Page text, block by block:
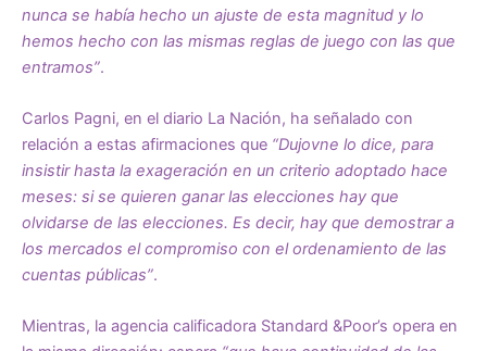
nunca se había hecho un ajuste de esta magnitud y lo
hemos hecho con las mismas reglas de juego con las que
entramos”.
Carlos Pagni, en el diario La Nación, ha señalado con
relación a estas afirmaciones que “Dujovne lo dice, para
insistir hasta la exageración en un criterio adoptado hace
meses: si se quieren ganar las elecciones hay que
olvidarse de las elecciones. Es decir, hay que demostrar a
los mercados el compromiso con el ordenamiento de las
cuentas públicas”.
Mientras, la agencia calificadora Standard &Poor’s opera en